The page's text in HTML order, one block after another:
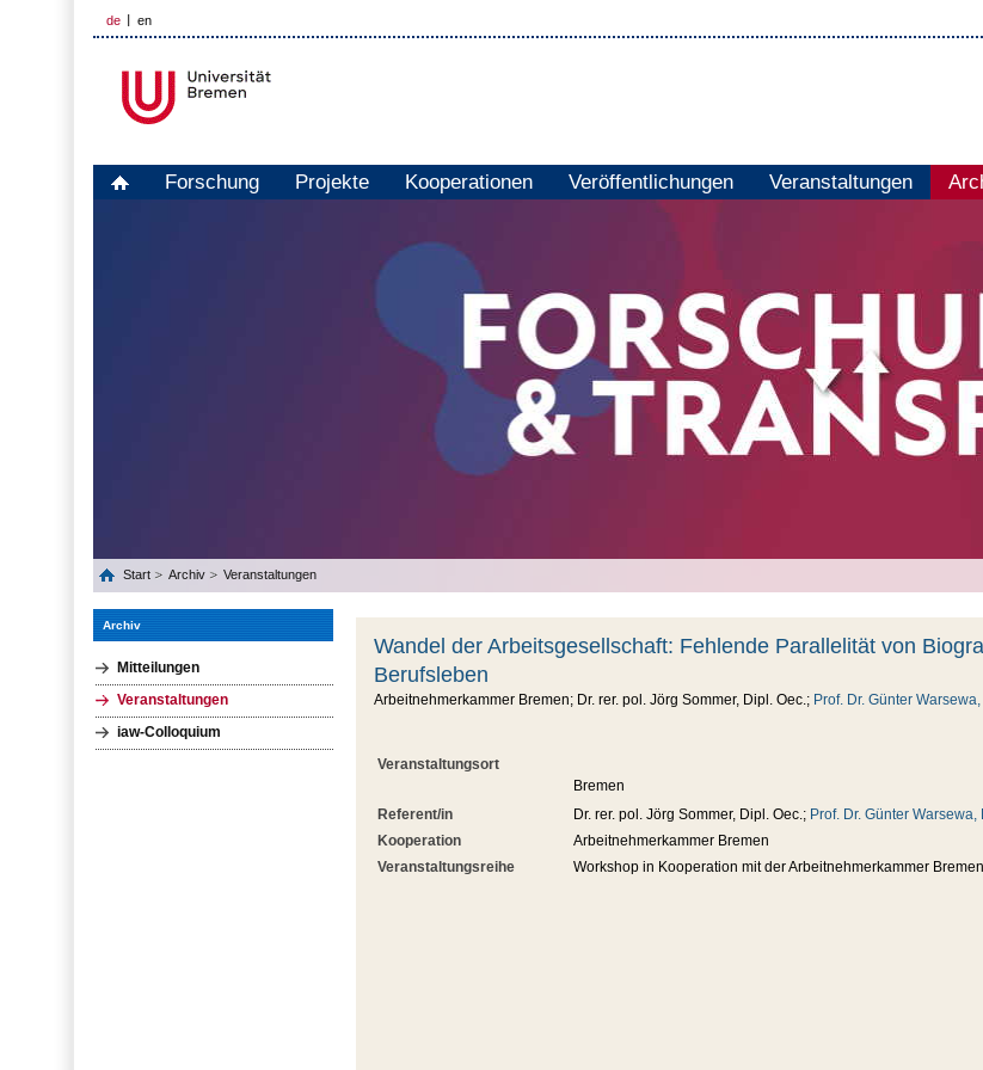
de en
Forschung Projekte Kooperationen Veröffentlichungen Veranstaltungen
Start Archiv Veranstaltungen
Archiv
Mitteilungen
Veranstaltungen
iaw-Colloquium
Wandel der Arbeitsgesellschaft: Fehlende Parallelität von
Berufsleben
Arbeitnehmerkammer Bremen; Dr. rer. pol. Jörg Sommer, Dipl. Oec.; Prof. Dr. Günter
Veranstaltungsort
Bremen
Referent/in
Dr. rer. pol. Jörg Sommer, Dipl. Oec.; Prof. Dr. Günter Warsewa,
Kooperation
Arbeitnehmerkammer Bremen
Veranstaltungsreihe
Workshop in Kooperation mit der Arbeitnehmerkammer Bremen